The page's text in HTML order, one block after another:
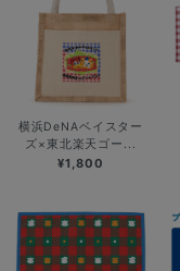
横浜DeNAベイスター
ズ×東北楽天ゴー...
¥1,800